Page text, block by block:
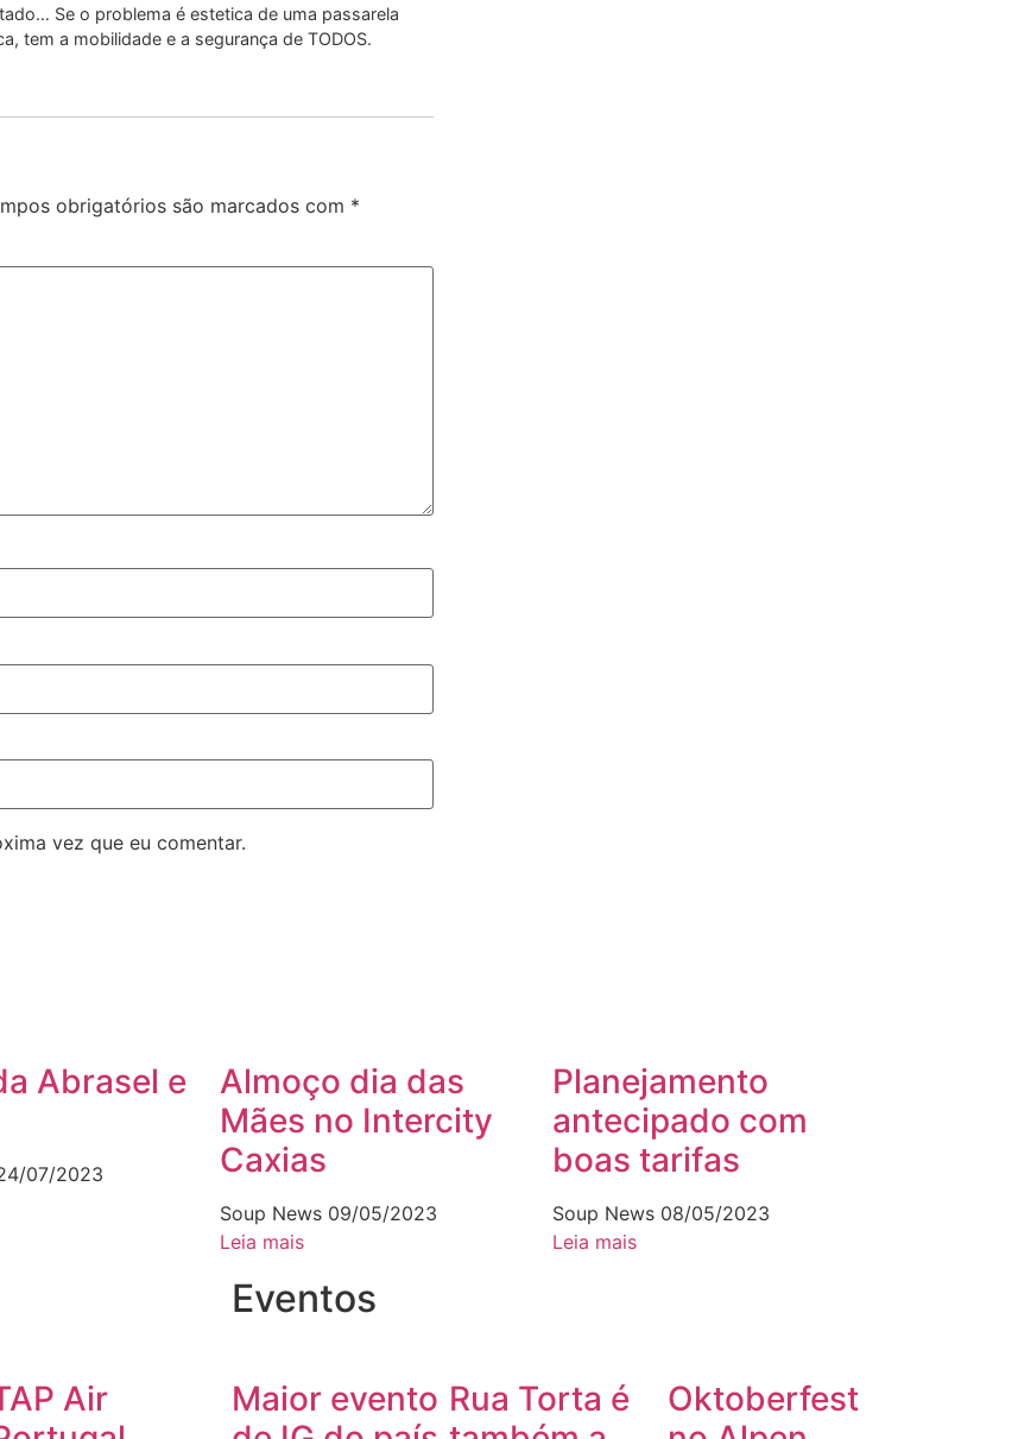
Se o problema é estetica de uma passarela
tem a mobilidade e a segurança de TODOS.
obrigatórios são marcados com *
vez que eu comentar.
Abrasel e
07/2023
Almoço dia das
Mães no Intercity
Caxias
Soup News 09/05/2023
Leia mais
Planejamento
antecipado com
boas tarifas
Soup News 08/05/2023
Leia mais
Air
Eventos
Maior evento Rua Torta é
Oktoberfest